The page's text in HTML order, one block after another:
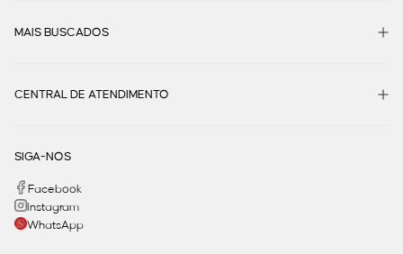
MAIS BUSCADOS
CENTRAL DE ATENDIMENTO
SIGA-NOS
Facebook
Instagram
WhatsApp